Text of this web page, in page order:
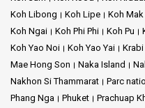
Koh Libong
Koh Lipe Koh Mak
Koh Ngai
Koh Phi Phi Koh Pu
Koh Yao Noi
Koh Yao Yai Krabi
Mae Hong Son
Naka Island
Nakhon Si Thammarat
Parc
Phang Nga
Phuket Prachuap